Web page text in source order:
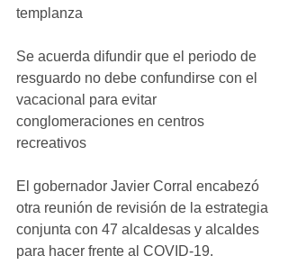
templanza
Se acuerda difundir que el periodo de
resguardo no debe confundirse con el
vacacional para evitar
conglomeraciones en centros
recreativos
El gobernador Javier Corral encabezó
otra reunión de revisión de la estrategia
conjunta con 47 alcaldesas y alcaldes
para hacer frente al COVID-19.